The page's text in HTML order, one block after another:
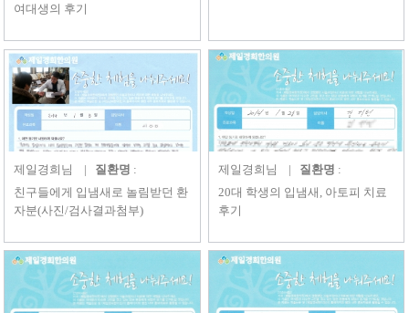
여대생의 후기
제일경희 님 | 질환명 :
친구들에게 입냄새로 놀림받던 환
자분(사진/검사결과첨부)
제일경희 님 | 질환명 :
20대 학생의 입냄새, 아토피 치료
후기